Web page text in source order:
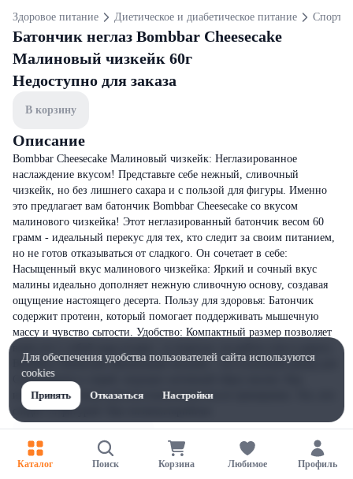
Здоровое питание Диетическое и диабетическое питание
Батончик неглаз Bombbar Cheesecake
Малиновый чизкейк 60г
Недоступно для заказа
В корзину
Описание
Bombbar Cheesecake Малиновый чизкейк: Неглазированное
наслаждение вкусом! Представьте себе нежный, сливочный
чизкейк, но без лишнего сахара и с пользой для фигуры. Именно
это предлагает вам батончик Bombbar Cheesecake со вкусом
малинового чизкейка! Этот неглазированный батончик весом 60
грамм - идеальный перекус для тех, кто следит за своим питанием,
но не готов отказываться от сладкого. Он сочетает в себе:
Насыщенный вкус малинового чизкейка: Яркий и сочный вкус
малины идеально дополняет нежную сливочную основу, создавая
ощущение настоящего десерта. Пользу для здоровья: Батончик
содержит протеин, который помогает поддерживать мышечную
массу и чувство сытости. Удобство: Компактный размер позволяет
Bombbar Cheesecake Малиновый чизкейк - это отличный выбор для:
Спортсменов и людей, ведущих активный образ жизни: Как
источник протеина для восстановления после тренировок. Тех, кто
следит за фигурой: Как низкокалорийная
Каталог Поиск Корзина Любимое Профиль
Для обеспечения удобства пользователей сайта используются
cookies
Принять
Отказаться Настройки